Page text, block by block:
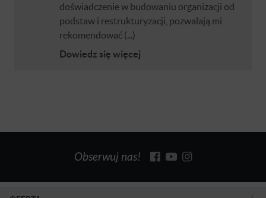
doświadczenie w budowaniu organizacji od
podstaw i restrukturyzacji, pozwalają mi
rekomendować (...)
Dowiedz się więcej
Obserwuj nas!